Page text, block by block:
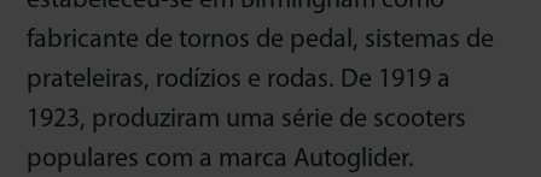
fabricante de tornos de pedal, sistemas de
prateleiras, rodízios e rodas. De 1919 a
1923, produziram uma série de scooters
populares com a marca Autoglider.